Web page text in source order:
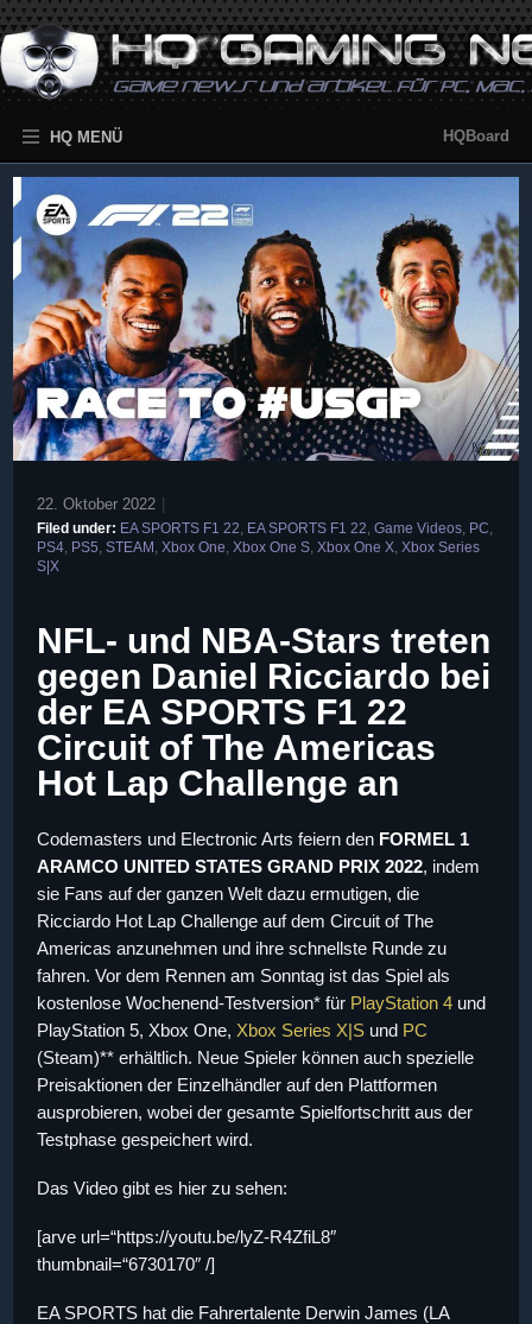
HQ MENÜ HQBoard
22. Oktober 2022 |
Filed under: EA SPORTS F1 22 EA SPORTS F1 22 Game Videos PC
PS4 PS5 STEAM Xbox One Xbox One S Xbox One X Xbox Series
S|X
NFL- und NBA-Stars treten
gegen Daniel Ricciardo bei
der EA SPORTS F1 22
Circuit of The Americas
Hot Lap Challenge an
Codemasters und Electronic Arts feiern den FORMEL 1
ARAMCO UNITED STATES GRAND PRIX 2022, indem
sie Fans auf der ganzen Welt dazu ermutigen, die
Ricciardo Hot Lap Challenge auf dem Circuit of The
Americas anzunehmen und ihre schnellste Runde zu
fahren. Vor dem Rennen am Sonntag ist das Spiel als
kostenlose Wochenend-Testversion* für PlayStation 4 und
PlayStation 5, Xbox One, Xbox Series X|S und PC
(Steam)** erhältlich. Neue Spieler können auch spezielle
Preisaktionen der Einzelhändler auf den Plattformen
ausprobieren, wobei der gesamte Spielfortschritt aus der
Testphase gespeichert wird.
Das Video gibt es hier zu sehen:
[arve url=“https://youtu.be/lyZ-R4ZfiL8″
thumbnail=“6730170″ /]
EA SPORTS hat die Fahrertalente Derwin James (LA